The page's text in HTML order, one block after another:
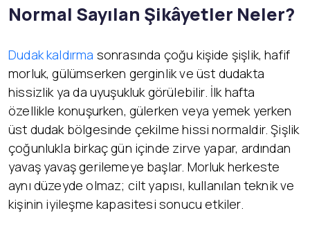
Normal Sayılan Şikâyetler Neler?
Dudak kaldırma sonrasında çoğu kişide şişlik, hafif
morluk, gülümserken gerginlik ve üst dudakta
hissizlik ya da uyuşukluk görülebilir. İlk hafta
özellikle konuşurken, gülerken veya yemek yerken
üst dudak bölgesinde çekilme hissi normaldir. Şişlik
çoğunlukla birkaç gün içinde zirve yapar, ardından
yavaş yavaş gerilemeye başlar. Morluk herkeste
aynı düzeyde olmaz; cilt yapısı, kullanılan teknik ve
kişinin iyileşme kapasitesi sonucu etkiler.